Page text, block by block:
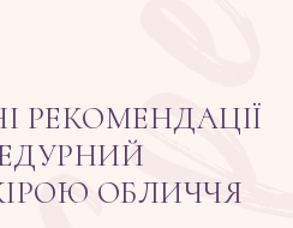
РЕКОМЕНДАЦІЇ
ОБЛИЧЧЯ